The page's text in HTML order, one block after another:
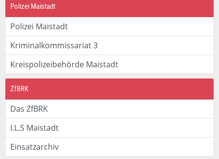
Polizei Maistadt
Polizei Maistadt
Kriminalkommissariat 3
Kreispolizeibehörde Maistadt
ZfBRK
Das ZfBRK
I.L.S Maistadt
Einsatzarchiv